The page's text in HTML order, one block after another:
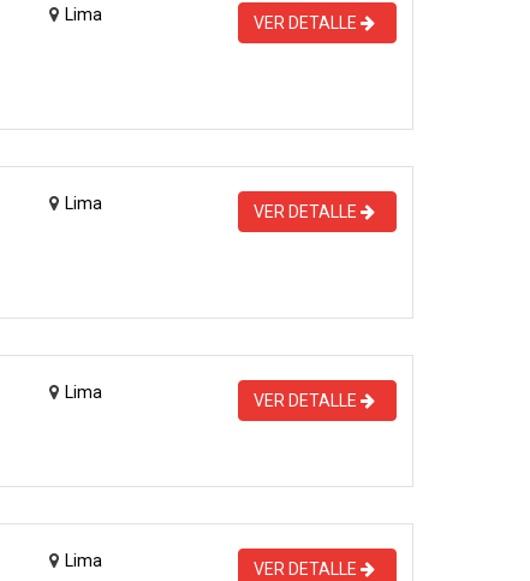
Lima VER DETALLE
Lima VER DETALLE
Lima VER DETALLE
Lima VER DETALLE